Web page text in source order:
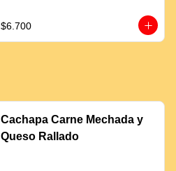
$6.700
Cachapa Carne Mechada y
Queso Rallado